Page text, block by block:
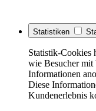
Statistiken
Statistik-Cookies
wie Besucher mit
Informationen
Diese
Kundenerlebnis